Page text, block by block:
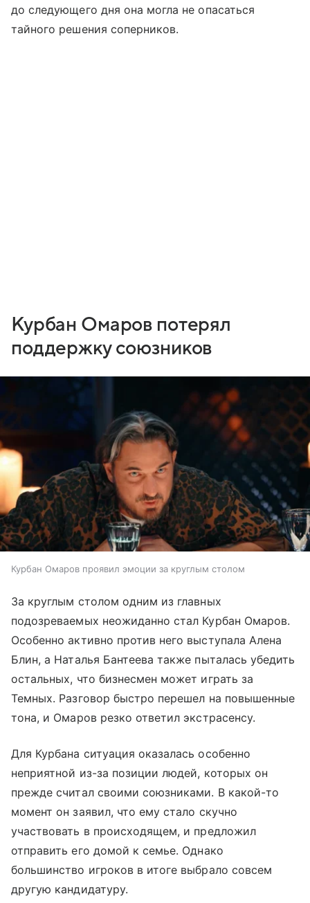
до следующего дня она могла не опасаться
тайного решения соперников.
Курбан Омаров потерял
поддержку союзников
Курбан Омаров проявил эмоции за круглым столом
За круглым столом одним из главных
подозреваемых неожиданно стал Курбан Омаров.
Особенно активно против него выступала Алена
Блин, а Наталья Бантеева также пыталась убедить
остальных, что бизнесмен может играть за
Темных. Разговор быстро перешел на повышенные
тона, и Омаров резко ответил экстрасенсу.
Для Курбана ситуация оказалась особенно
неприятной из-за позиции людей, которых он
прежде считал своими союзниками. В какой-то
момент он заявил, что ему стало скучно
участвовать в происходящем, и предложил
отправить его домой к семье. Однако
большинство игроков в итоге выбрало совсем
другую кандидатуру.